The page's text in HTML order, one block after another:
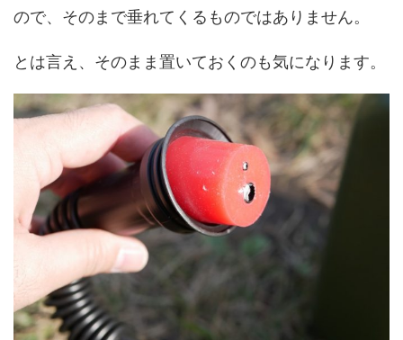
ので、そのまで垂れてくるものではありません。
とは言え、そのまま置いておくのも気になります。